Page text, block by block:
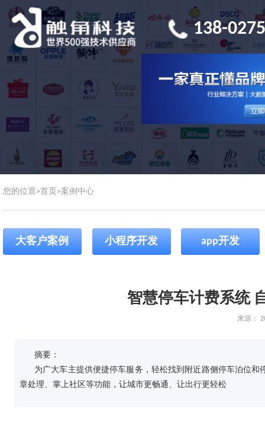
138-
您的位置>首页 >案例中心
大客户案例 小程序开发 app开发
智慧停车计费系统
来源：
摘要：
为广大车主提供便捷停车服务，轻松找到附近路侧停车泊位
章处理、掌上社区等功能，让城市更畅通、让出行更轻松